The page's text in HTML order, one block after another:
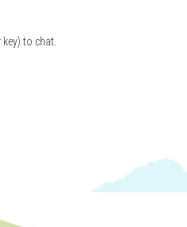
key) to chat.